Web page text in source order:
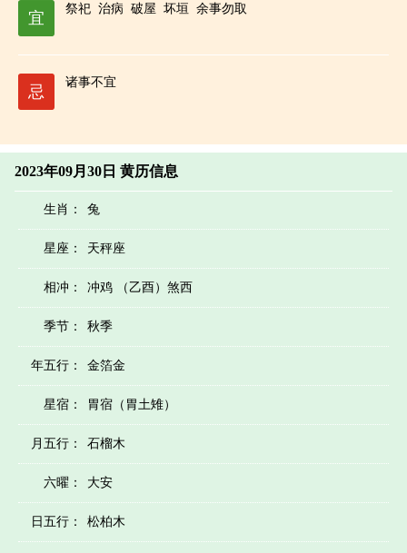
宜
祭祀 治病 破屋 坏垣 余事勿取
忌
诸事不宜
2023年09月30日 黄历信息
生肖： 兔
星座： 天秤座
相冲： 冲鸡 （乙酉）煞西
季节： 秋季
年五行： 金箔金
星宿： 胃宿（胃土雉）
月五行： 石榴木
六曜： 大安
日五行： 松柏木